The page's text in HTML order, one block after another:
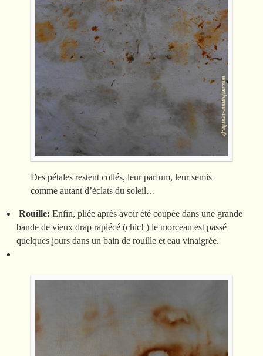
Des pétales restent collés, leur parfum, leur semis
comme autant d’éclats du soleil…
Rouille: Enfin, pliée après avoir été coupée dans une grande
bande de vieux drap rapiécé (chic! ) le morceau est passé
quelques jours dans un bain de rouille et eau vinaigrée.